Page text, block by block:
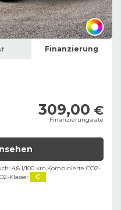
Finanzierung
309,00 €
Finanzierungsrate
4,8 l/100 km,Kombinierte CO2-
Klasse: C